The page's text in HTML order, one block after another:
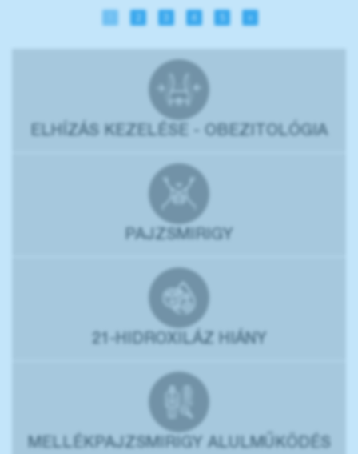
4 »
ELHÍZÁS KEZELÉSE - OBEZITOLÓGIA
PAJZSMIRIGY
21-HIDROXILÁZ HIÁNY
MELLÉKPAJZSMIRIGY ALULMŰKÖDÉS